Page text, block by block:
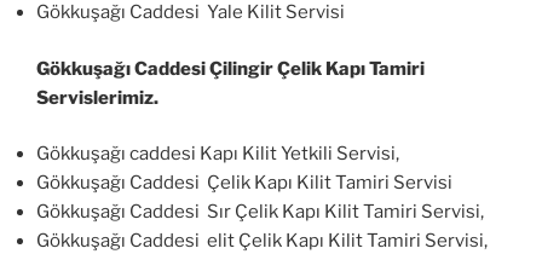
Gökkuşağı Caddesi Yale Kilit Servisi
Gökkuşağı Caddesi Çilingir Çelik Kapı Tamiri
Servislerimiz.
Gökkuşağı caddesi Kapı Kilit Yetkili Servisi,
Gökkuşağı Caddesi Çelik Kapı Kilit Tamiri Servisi
Gökkuşağı Caddesi Sır Çelik Kapı Kilit Tamiri Servisi,
Gökkuşağı Caddesi elit Çelik Kapı Kilit Tamiri Servisi,